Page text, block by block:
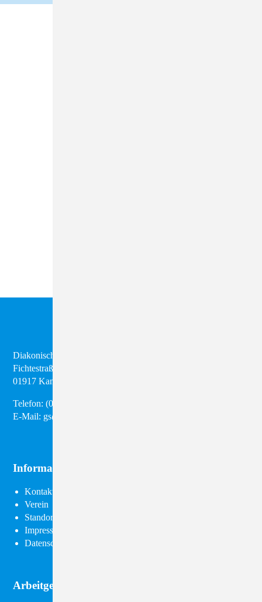
Diakonisches Werk Kamenz e.V.
Fichtestraße 8
01917 Kamenz
Telefon:(03 57 95) 28 98 50
E-Mail: gs@diakonie-kamenz.de
Informationen
Navigation
überspringen
Kontakt
Verein
Standorte
Impressum
Datenschutz
Arbeitgeber Diakonie